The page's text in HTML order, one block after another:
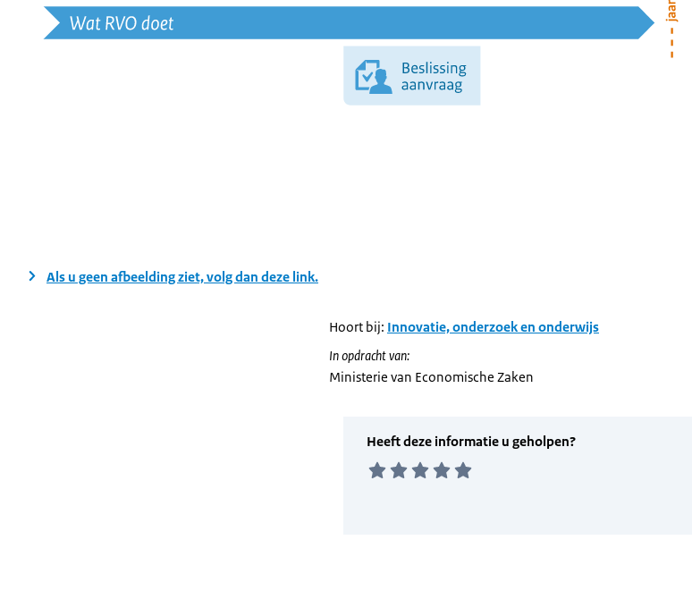
Als u geen afbeelding ziet, volg dan deze link.
Hoort bij: Innovatie, onderzoek en onderwijs
In opdracht van:
Ministerie van Economische Zaken